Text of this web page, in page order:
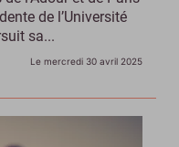
de l’Université
sa...
Le mercredi 30 avril 2025